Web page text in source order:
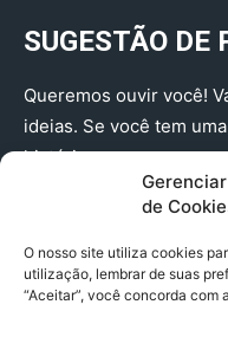
de
O nosso site utiliza cookies
utilização, lembrar de suas
“Aceitar”, você concorda com
SUGESTÃO DE
Queremos ouvir você!
ideias. Se você tem
história que merece
(91) 98224 - 3111